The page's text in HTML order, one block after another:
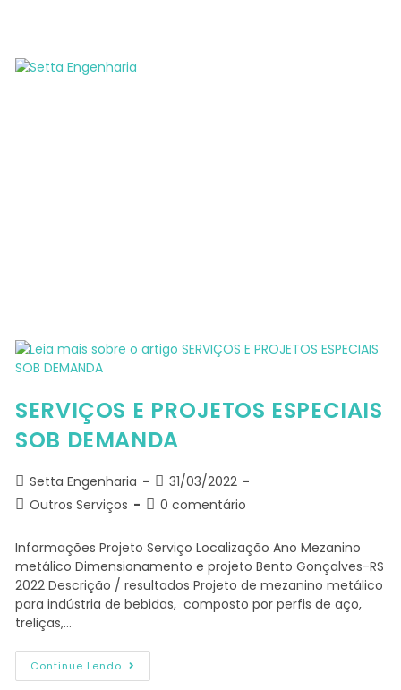
SERVIÇOS E PROJETOS ESPECIAIS
SOB DEMANDA
Setta Engenharia
31/03/2022
Outros Serviços
0 comentário
Informações Projeto Serviço Localização Ano Mezanino
metálico Dimensionamento e projeto Bento Gonçalves-RS
2022 Descrição / resultados Projeto de mezanino metálico
para indústria de bebidas, composto por perfis de aço,
treliças,…
Continue Lendo